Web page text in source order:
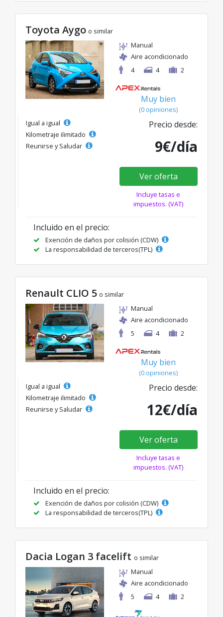
Toyota Aygo o similar
Manual
Aire acondicionado
4
4 2
Muy bien
(0 opiniones)
Igual a igual
Kilometraje ilimitado
Reunirse y Saludar
Precio desde:
9€/día
Ver oferta
Incluye tasas e
impuestos. (VAT)
Incluido en el precio:
Exención de daños por colisión (CDW)
La responsabilidad de terceros(TPL)
Renault CLIO 5 o similar
Manual
Aire acondicionado
5
4 2
Muy bien
(0 opiniones)
Igual a igual
Kilometraje ilimitado
Reunirse y Saludar
Precio desde:
12€/día
Ver oferta
Incluye tasas e
impuestos. (VAT)
Incluido en el precio:
Exención de daños por colisión (CDW)
La responsabilidad de terceros(TPL)
Dacia Logan 3 facelift o similar
Manual
Aire acondicionado
5
4 2